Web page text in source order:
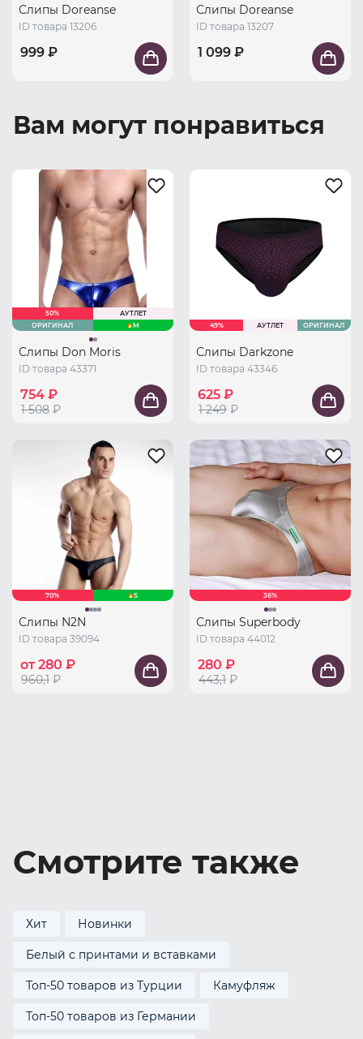
Слипы Doreanse
ID товара 13206
999 ₽
Слипы Doreanse
ID товара 13207
1 099 ₽
Вам могут понравиться
50%
АУТЛЕТ
ОРИГИНАЛ
M
Слипы Don Moris
ID товара 43371
754 ₽
1 508 ₽
49% АУТЛЕТ ОРИГИНАЛ
Слипы Darkzone
ID товара 43346
625 ₽
1 249 ₽
70% S
Слипы N2N
ID товара 39094
от 280 ₽
960,1 ₽
36%
Слипы Superbody
ID товара 44012
280 ₽
443,1 ₽
Смотрите также
Хит Новинки
Белый с принтами и вставками
Топ-50 товаров из Турции Камуфляж
Топ-50 товаров из Германии